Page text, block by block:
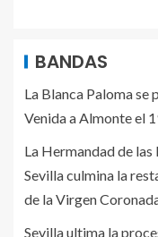
BANDAS
La Blanca Paloma se
Venida a Almonte el
La Hermandad de
Sevilla culmina la
de la Virgen
Sevilla ultima la